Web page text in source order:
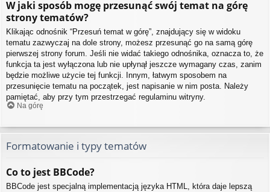
W jaki sposób mogę przesunąć swój temat na górę
strony tematów?
Klikając odnośnik “Przesuń temat w górę”, znajdujący się w widoku
tematu zazwyczaj na dole strony, możesz przesunąć go na samą górę
pierwszej strony forum. Jeśli nie widać takiego odnośnika, oznacza to, że
funkcja ta jest wyłączona lub nie upłynął jeszcze wymagany czas, zanim
będzie możliwe użycie tej funkcji. Innym, łatwym sposobem na
przesunięcie tematu na początek, jest napisanie w nim posta. Należy
pamiętać, aby przy tym przestrzegać regulaminu witryny.
Na górę
Formatowanie i typy tematów
Co to jest BBCode?
BBCode jest specjalną implementacją języka HTML, która daje lepszą